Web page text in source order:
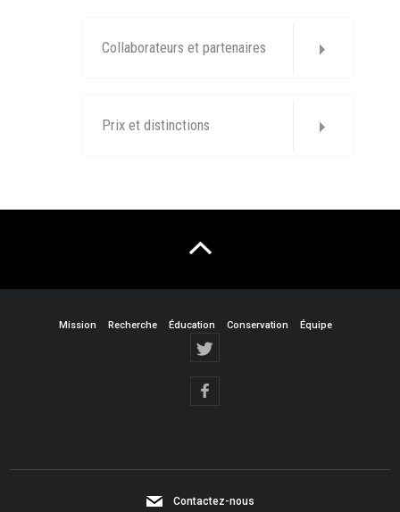
Collaborateurs et partenaires
Prix et distinctions
Mission Recherche Éducation Conservation Équipe
Contactez-nous